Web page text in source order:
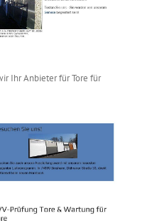
Ihr Anbieter für Tore für